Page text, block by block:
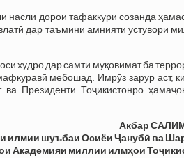
насли дорои тафаккури созанда
дар таъмини амнияти устувори
худро дар самти муқовимат ба
мебошад. Имрӯз зарур аст,
Президенти Тоҷикистонро
Акбар
илмии шуъбаи ОсиёиҶанубӣ ва
Академияи миллии илмҳои